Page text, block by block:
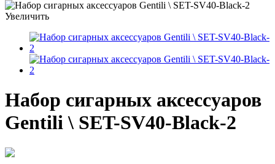
Увеличить
Набор сигарных аксессуаров
Gentili \ SET-SV40-Black-2